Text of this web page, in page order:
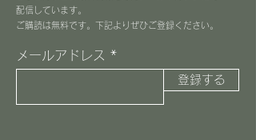
配信しています。
​ご購読は無料です。下記よりぜひご登録ください。
メールアドレス
登録する